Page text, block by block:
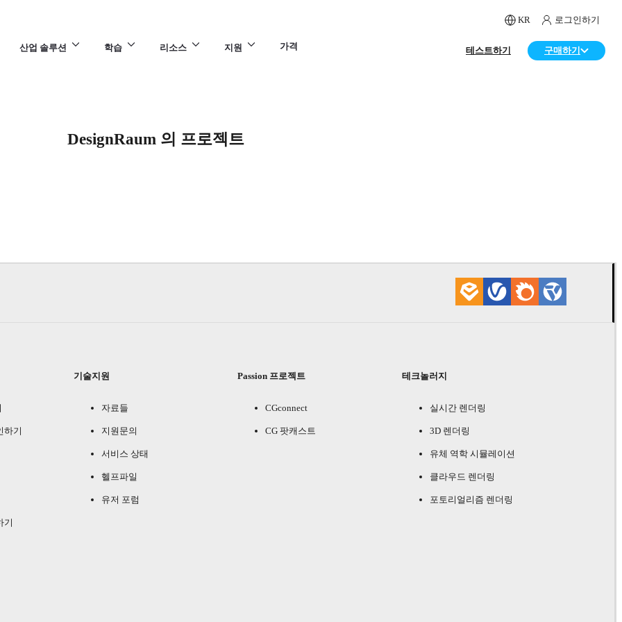
KR 로그인하기
산업 솔루션 학습 리소스 지원 가격 테스트하기 구매하기
DesignRaum 의 프로젝트
하기
기
기술지원
자료들
지원문의
서비스 상태
헬프파일
유저 포럼
Passion 프로젝트
CGconnect
CG 팟캐스트
테크놀러지
실시간 렌더링
3D 렌더링
유체 역학 시뮬레이션
클라우드 렌더링
포토리얼리즘 렌더링